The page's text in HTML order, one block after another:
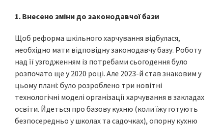
1. Внесено зміни до законодавчої бази
Щоб реформа шкільного харчування відбулася,
необхідно мати відповідну законодавчу базу. Роботу
над її узгодженням із потребами сьогодення було
розпочато ще у 2020 році. Але 2023-й став знаковим у
цьому плані: було розроблено три новітні
технологічні моделі організації харчування в закладах
освіти. Йдеться про базову кухню (коли їжу готують
безпосередньо у школах та садочках), опорну кухню